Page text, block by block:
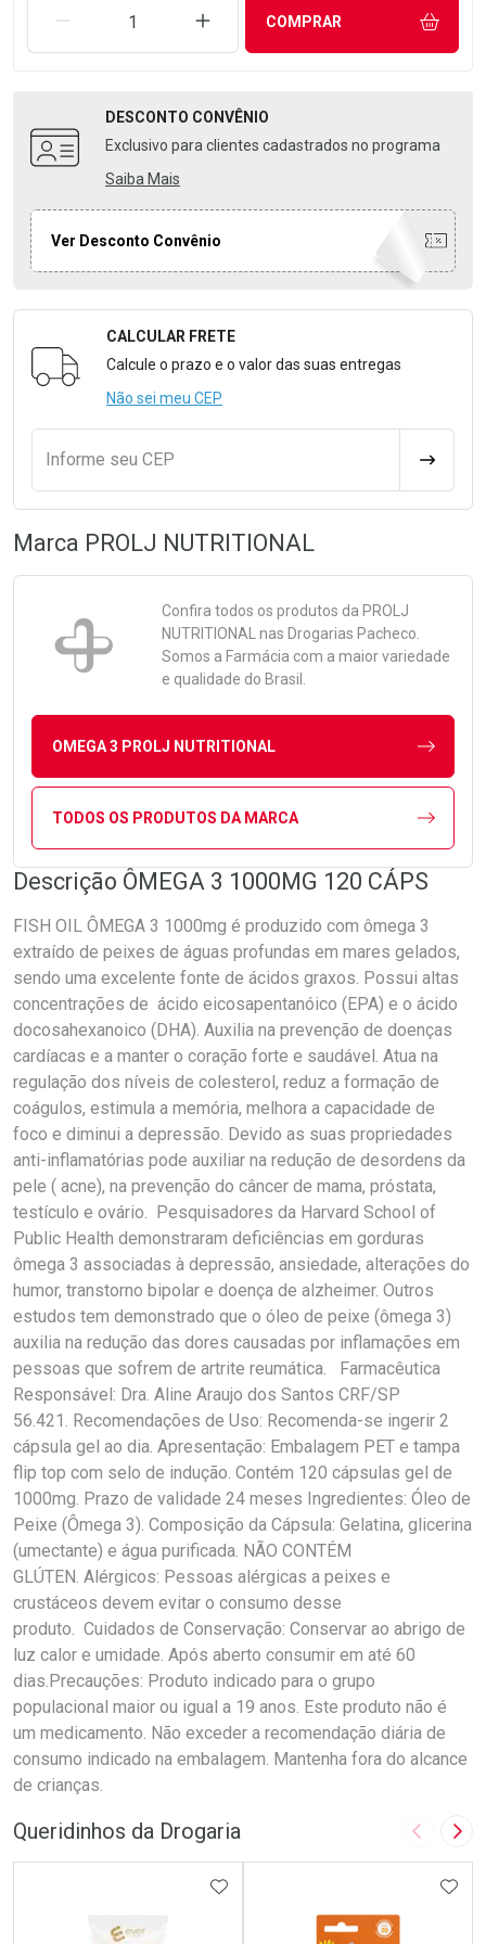
REMOVER UMA UNIDADEAUMENTAR UMA UNIDADE
COMPRAR
DESCONTO CONVÊNIO
Exclusivo para clientes cadastrados no programa
Saiba Mais
Ver Desconto Convênio
Formulário para Calcular o Frete
CALCULAR FRETE
Calcule o prazo e o valor das suas entregas
Não sei meu CEP
Informe seu CEP
Marca PROLJ NUTRITIONAL
Confira todos os produtos da PROLJ
NUTRITIONAL
nas Drogarias Pacheco.
Somos a Farmácia com a maior variedade
e qualidade do Brasil.
OMEGA 3 PROLJ NUTRITIONAL
TODOS OS PRODUTOS DA MARCA
Descrição ÔMEGA 3 1000MG 120 CÁPS
FISH OIL ÔMEGA 3 1000mg é produzido com ômega 3
extraído de peixes de águas profundas em mares gelados,
sendo uma excelente fonte de ácidos graxos. Possui altas
concentrações de ácido eicosapentanóico (EPA) e o ácido
docosahexanoico (DHA). Auxilia na prevenção de doenças
cardíacas e a manter o coração forte e saudável. Atua na
regulação dos níveis de colesterol, reduz a formação de
coágulos, estimula a memória, melhora a capacidade de
foco e diminui a depressão. Devido as suas propriedades
anti-inflamatórias pode auxiliar na redução de desordens da
pele ( acne), na prevenção do câncer de mama, próstata,
testículo e ovário. Pesquisadores da Harvard School of
Public Health demonstraram deficiências em gorduras
ômega 3 associadas à depressão, ansiedade, alterações do
humor, transtorno bipolar e doença de alzheimer. Outros
estudos tem demonstrado que o óleo de peixe (ômega 3)
auxilia na redução das dores causadas por inflamações em
pessoas que sofrem de artrite reumática. Farmacêutica
Responsável: Dra. Aline Araujo dos Santos CRF/SP
56.421. Recomendações de Uso: Recomenda-se ingerir 2
cápsula gel ao dia. Apresentação: Embalagem PET e tampa
flip top com selo de indução. Contém 120 cápsulas gel de
1000mg. Prazo de validade 24 meses Ingredientes: Óleo de
Peixe (Ômega 3). Composição da Cápsula: Gelatina, glicerina
(umectante) e água purificada. NÃO CONTÉM
GLÚTEN. Alérgicos: Pessoas alérgicas a peixes e
crustáceos devem evitar o consumo desse
produto. Cuidados de Conservação: Conservar ao abrigo de
luz calor e umidade. Após aberto consumir em até 60
dias.Precauções: Produto indicado para o grupo
populacional maior ou igual a 19 anos. Este produto não é
um medicamento. Não exceder a recomendação diária de
consumo indicado na embalagem. Mantenha fora do alcance
de crianças.
Queridinhos da Drogaria Imagem
ADICIONAR AOS FAVORITOS